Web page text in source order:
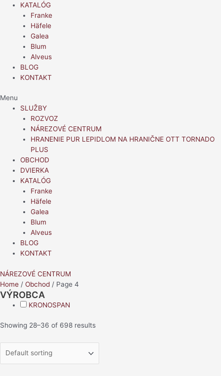
KATALÓG
Franke
Häfele
Galea
Blum
Alveus
BLOG
KONTAKT
Menu
SLUŽBY
ROZVOZ
NÁREZOVÉ CENTRUM
HRANENIE PUR LEPIDLOM NA HRANIČNE OTT TORNADO
PLUS
OBCHOD
DVIERKA
KATALÓG
Franke
Häfele
Galea
Blum
Alveus
BLOG
KONTAKT
NÁREZOVÉ CENTRUM
Home / Obchod / Page 4
VÝROBCA
KRONOSPAN
Showing 28–36 of 698 results